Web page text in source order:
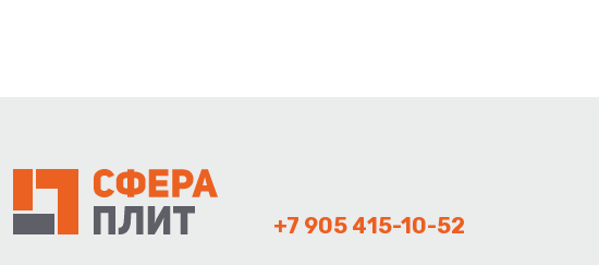
+7 905 415-10-52